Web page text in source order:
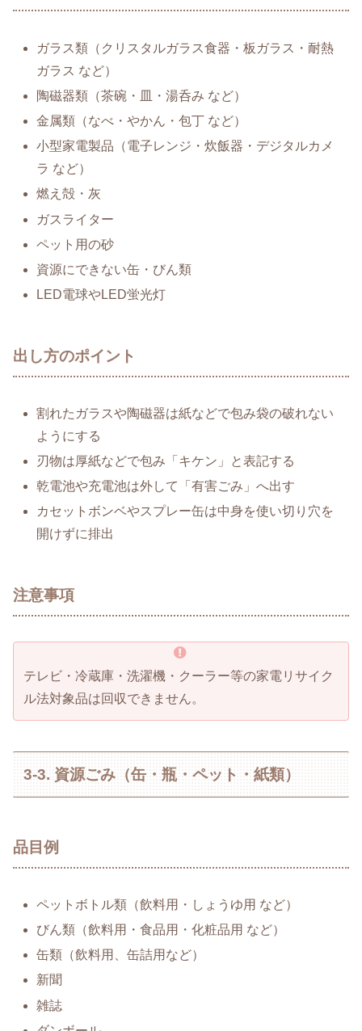
ガラス類（クリスタルガラス食器・板ガラス・耐熱
ガラス など）
陶磁器類（茶碗・皿・湯呑み など）
金属類（なべ・やかん・包丁 など）
小型家電製品（電子レンジ・炊飯器・デジタルカメ
ラ など）
燃え殻・灰
ガスライター
ペット用の砂
資源にできない缶・びん類
LED電球やLED蛍光灯
出し方のポイント
割れたガラスや陶磁器は紙などで包み袋の破れない
ようにする
刃物は厚紙などで包み「キケン」と表記する
乾電池や充電池は外して「有害ごみ」へ出す
カセットボンベやスプレー缶は中身を使い切り穴を
開けずに排出
注意事項
テレビ・冷蔵庫・洗濯機・クーラー等の家電リサイク
ル法対象品は回収できません。
3-3. 資源ごみ（缶・瓶・ペット・紙類）
品目例
ペットボトル類（飲料用・しょうゆ用 など）
びん類（飲料用・食品用・化粧品用 など）
缶類（飲料用、缶詰用など）
新聞
雑誌